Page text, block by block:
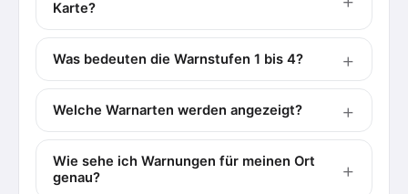
Karte?
Was bedeuten die Warnstufen 1 bis 4?
Welche Warnarten werden angezeigt?
Wie sehe ich Warnungen für meinen Ort
genau?